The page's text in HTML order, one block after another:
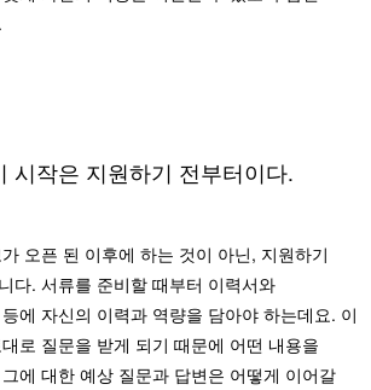
시작은 지원하기 전부터이다.
오픈 된 이후에 하는 것이 아닌, 지원하기
다. 서류를 준비할 때부터 이력서와
에 자신의 이력과 역량을 담아야 하는데요. 이
로 질문을 받게 되기 때문에 어떤 내용을
에 대한 예상 질문과 답변은 어떻게 이어갈